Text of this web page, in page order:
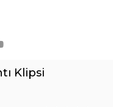
Klipsi